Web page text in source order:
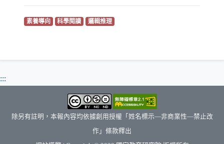
素養導向（另開新視窗）
科學閱讀（另開新視窗）
邏輯推理（另開新視窗）
:::
除另有註明，本報內容均依據創用授權「姓名標示—非商業性—禁止改
作」條款釋出